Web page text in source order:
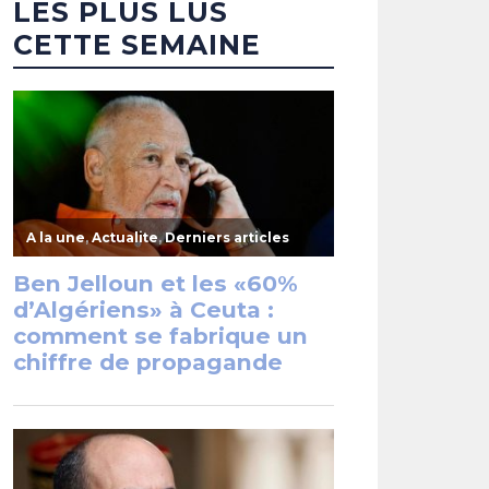
LES PLUS LUS
CETTE SEMAINE